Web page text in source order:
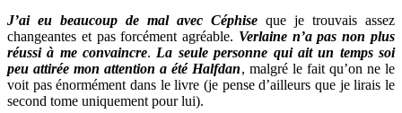
J’ai eu beaucoup de mal avec Céphise que je trouvais assez
changeantes et pas forcément agréable. Verlaine n’a pas non plus
réussi à me convaincre. La seule personne qui ait un temps soi
peu attirée mon attention a été Halfdan, malgré le fait qu’on ne le
voit pas énormément dans le livre (je pense d’ailleurs que je lirais le
second tome uniquement pour lui).